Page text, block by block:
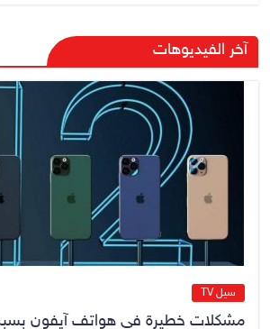
وزير الخارجية يبحث
السعودي ترتيبات
أمني عراقي إلى
5 أغسطس، 2026
وزارة الخزانة
عقوبات مرتبطة
آخر الفيديوهات
سيل TV